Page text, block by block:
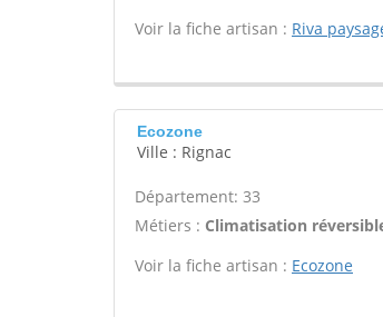
Voir la fiche artisan : Riva
Ecozone
Ville : Rignac
Département: 33
Métiers : Climatisation
Voir la fiche artisan : Ecozone